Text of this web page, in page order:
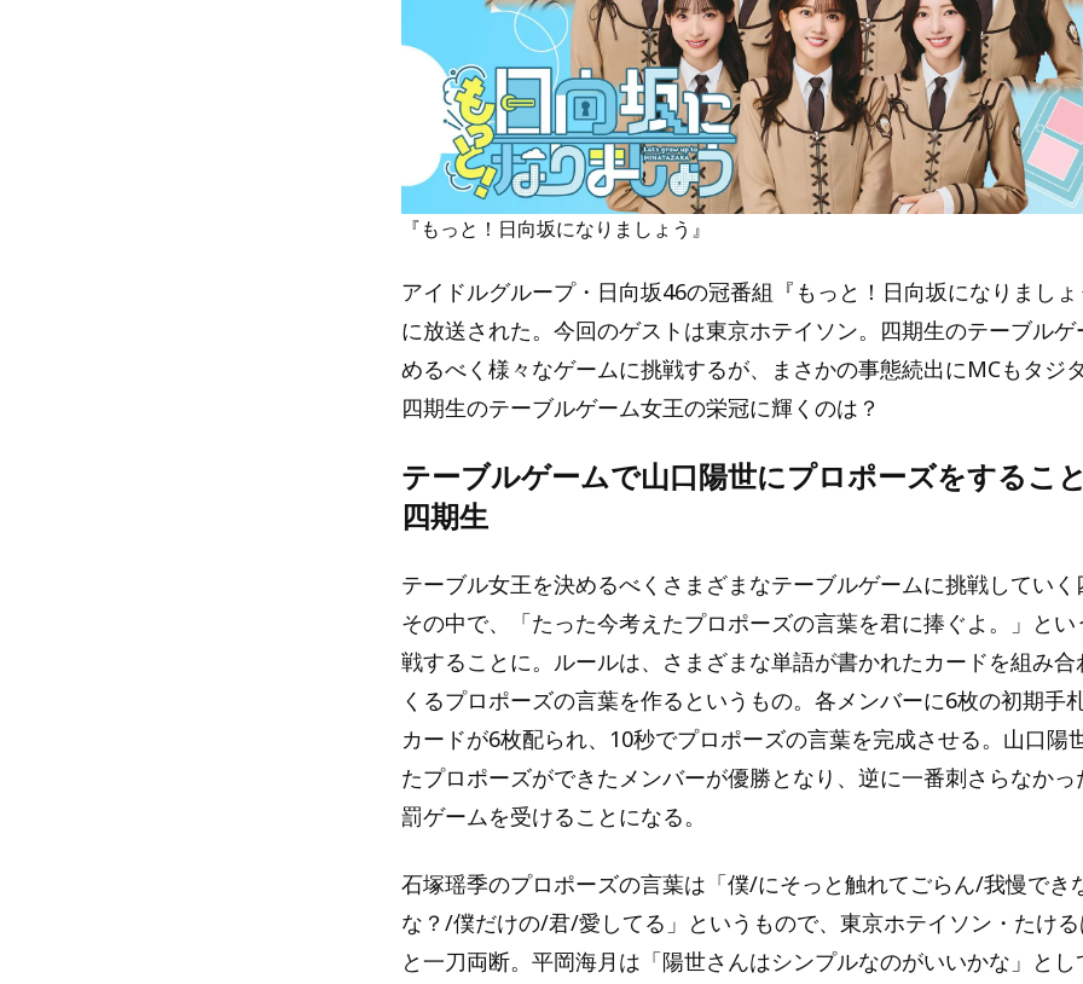
『もっと！日向坂になりましょう』
アイドルグループ・日向坂46の冠番組『もっと！日向坂になりまし
に放送された。今回のゲストは東京ホテイソン。四期生のテーブル
めるべく様々なゲームに挑戦するが、まさかの事態続出にMCもタジ
四期生のテーブルゲーム女王の栄冠に輝くのは？
テーブルゲームで山口陽世にプロポーズをするこ
四期生
テーブル女王を決めるべくさまざまなテーブルゲームに挑戦していく
その中で、「たった今考えたプロポーズの言葉を君に捧ぐよ。」と
戦することに。ルールは、さまざまな単語が書かれたカードを組み合
くるプロポーズの言葉を作るというもの。各メンバーに6枚の初期手
カードが6枚配られ、10秒でプロポーズの言葉を完成させる。山口陽
たプロポーズができたメンバーが優勝となり、逆に一番刺さらなかっ
罰ゲームを受けることになる。
石塚瑶季のプロポーズの言葉は「僕/にそっと触れてごらん/我慢でき
な？/僕だけの/君/愛してる」というもので、東京ホテイソン・たける
と一刀両断。平岡海月は「陽世さんはシンプルなのがいいかな」と